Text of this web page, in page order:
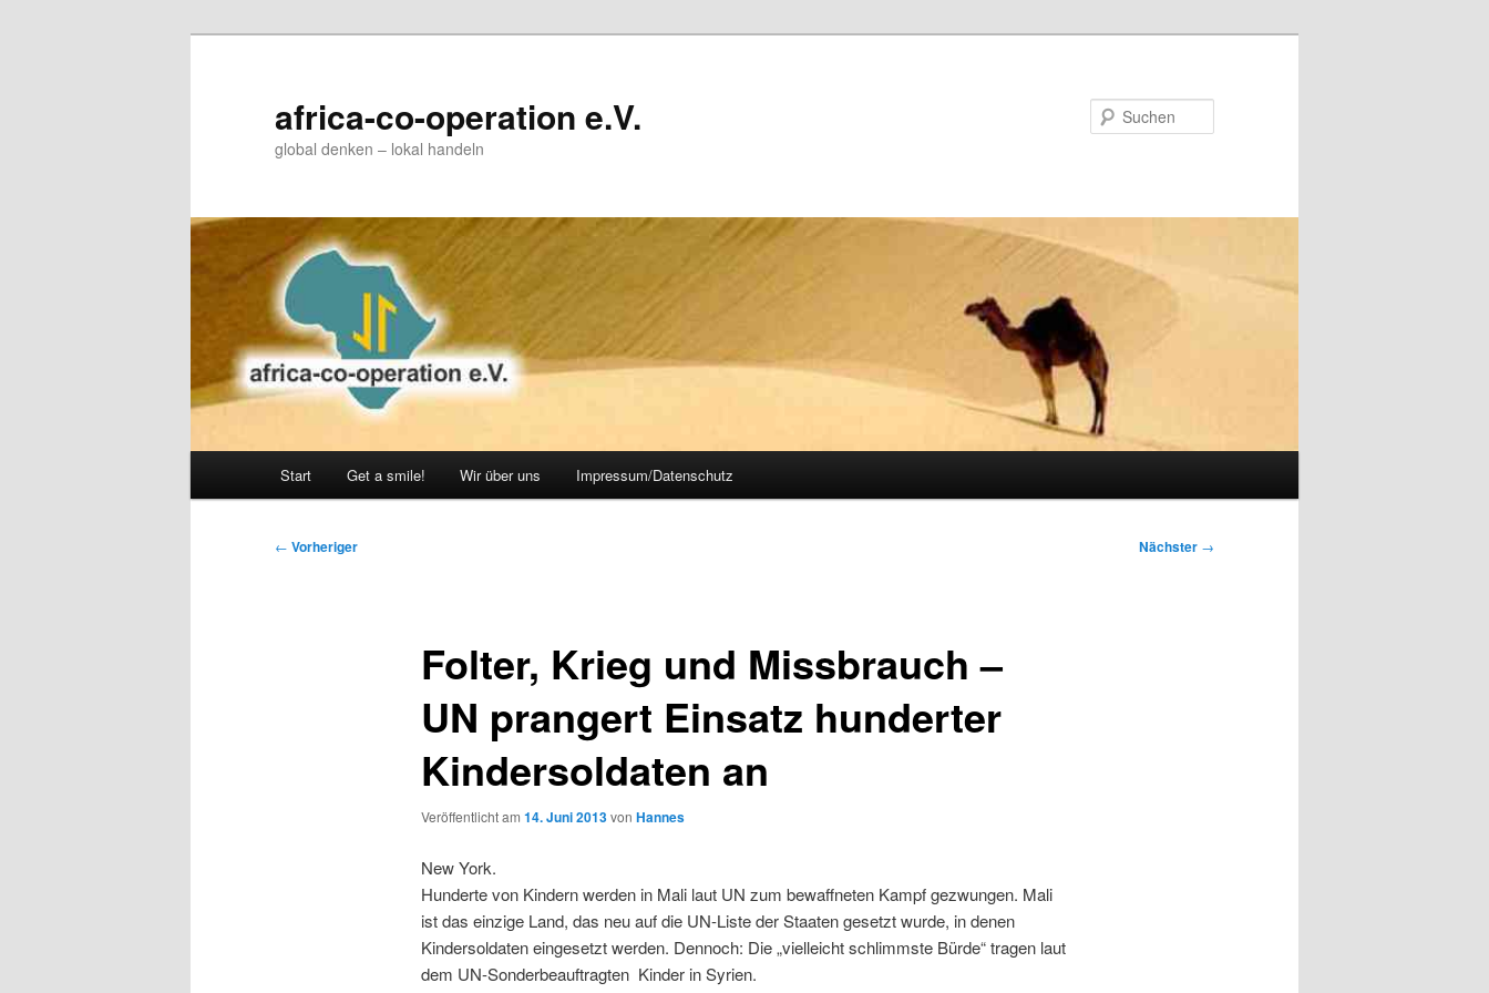
africa-co-operation e.V.
global denken – lokal handeln
Start Get a smile! Wir über uns Impressum/Datenschutz
Beitragsnavigation
← Vorheriger Nächster →
Folter, Krieg und Missbrauch –
UN prangert Einsatz hunderter
Kindersoldaten an
Veröffentlicht am 14. Juni 2013von Hannes
New York.
Hunderte von Kindern werden in Mali laut UN zum bewaffneten Kampf gezwungen. Mali
ist das einzige Land, das neu auf die UN-Liste der Staaten gesetzt wurde, in denen
Kindersoldaten eingesetzt werden. Dennoch: Die „vielleicht schlimmste Bürde“ tragen laut
dem UN-Sonderbeauftragten Kinder in Syrien.